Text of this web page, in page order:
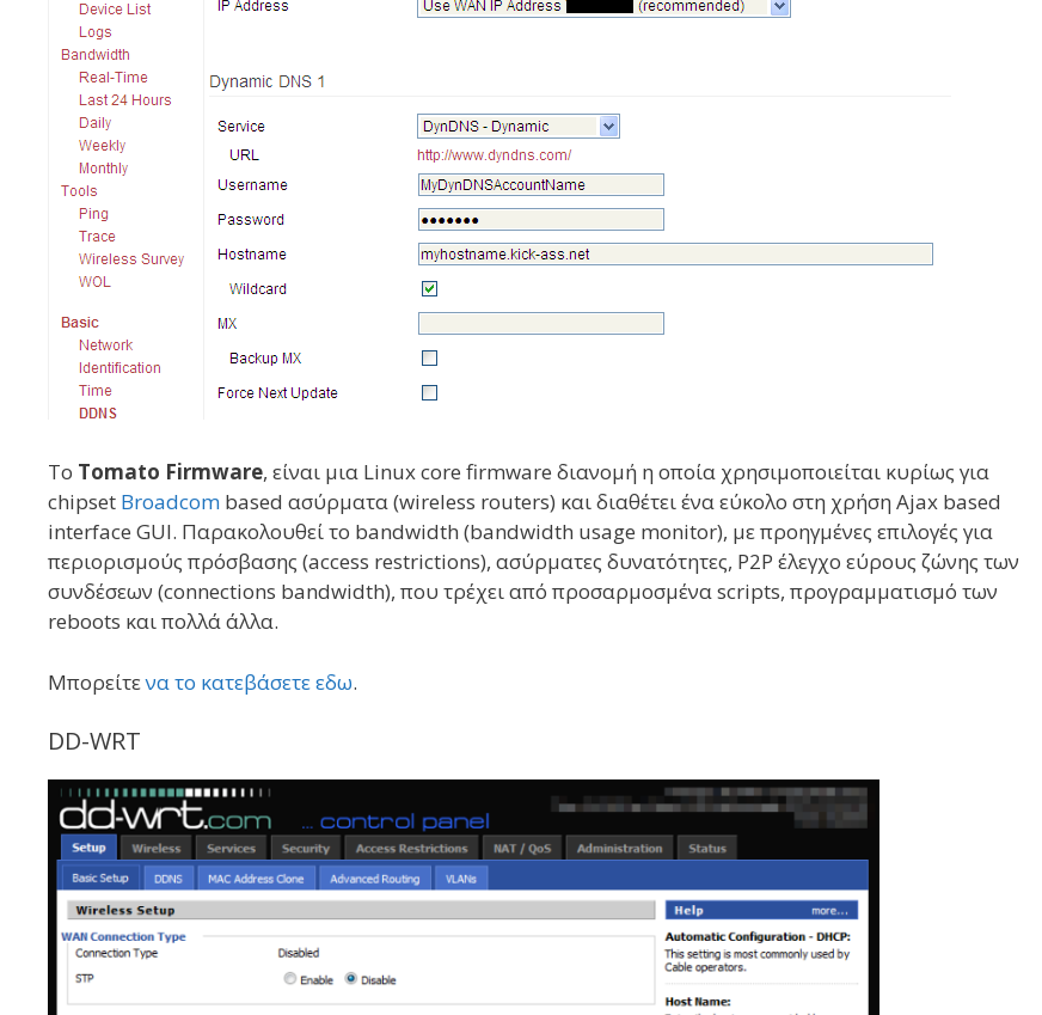
Το Tomato Firmware, είναι μια Linux core firmware διανομή η οποία χρησιμοποιείται κυρίως για
chipset Broadcom based ασύρματα (wireless routers) και διαθέτει ένα εύκολο στη χρήση Ajax based
interface GUΙ. Παρακολουθεί το bandwidth (bandwidth usage monitor), με προηγμένες επιλογές για
περιορισμούς πρόσβασης (access restrictions), ασύρματες δυνατότητες, P2P έλεγχο εύρους ζώνης των
συνδέσεων (connections bandwidth), που τρέχει από προσαρμοσμένα scripts, προγραμματισμό των
reboots και πολλά άλλα.
Μπορείτενα το κατεβάσετε εδω.
DD-WRT